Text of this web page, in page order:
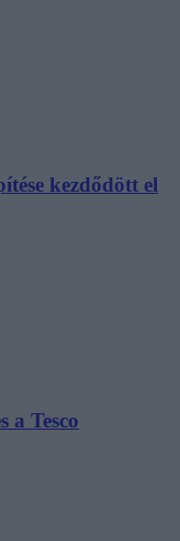
kezdődött el
a Tesco